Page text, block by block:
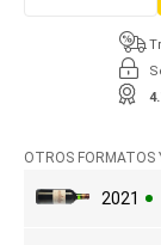
OTROS FORMATOS
2021